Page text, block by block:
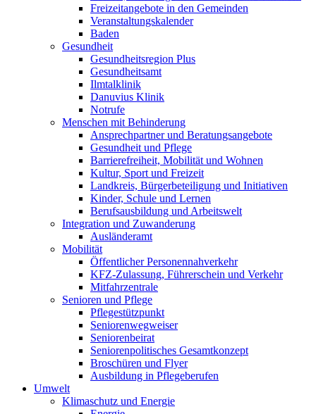
Freizeitangebote in den Gemeinden
Veranstaltungskalender
Baden
Gesundheit
Gesundheitsregion Plus
Gesundheitsamt
Ilmtalklinik
Danuvius Klinik
Notrufe
Menschen mit Behinderung
Ansprechpartner und Beratungsangebote
Gesundheit und Pflege
Barrierefreiheit, Mobilität und Wohnen
Kultur, Sport und Freizeit
Landkreis, Bürgerbeteiligung und Initiativen
Kinder, Schule und Lernen
Berufsausbildung und Arbeitswelt
Integration und Zuwanderung
Ausländeramt
Mobilität
Öffentlicher Personennahverkehr
KFZ-Zulassung, Führerschein und Verkehr
Mitfahrzentrale
Senioren und Pflege
Pflegestützpunkt
Seniorenwegweiser
Seniorenbeirat
Seniorenpolitisches Gesamtkonzept
Broschüren und Flyer
Ausbildung in Pflegeberufen
Umwelt
Klimaschutz und Energie